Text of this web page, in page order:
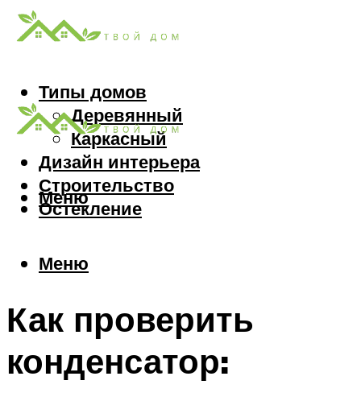
Типы домов
Деревянный
Каркасный
Дизайн интерьера
Строительство
Остекление
Меню
Меню
Как проверить
конденсатор: